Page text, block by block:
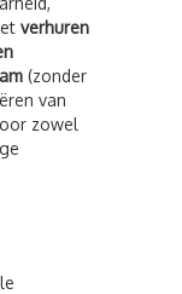
verhuren
(zonder
van
zowel